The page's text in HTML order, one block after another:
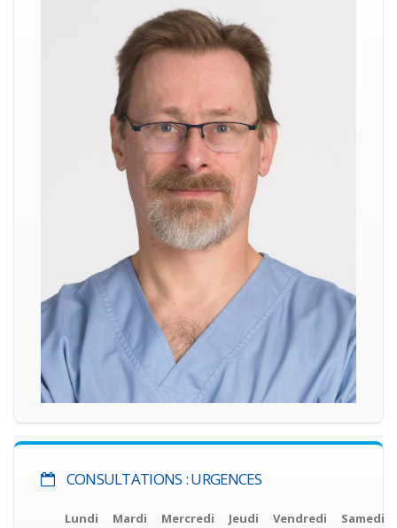
CONSULTATIONS : URGENCES
Lundi Mardi Mercredi Jeudi Vendredi Samedi